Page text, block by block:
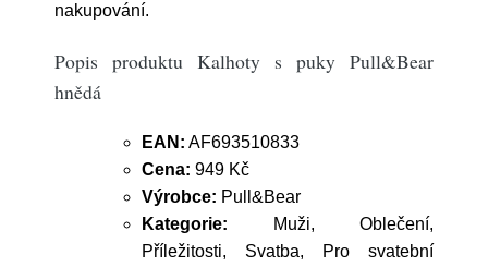
nakupování.
Popis produktu Kalhoty s puky Pull&Bear
hnědá
EAN: AF693510833
Cena: 949 Kč
Výrobce: Pull&Bear
Kategorie: Muži, Oblečení,
Příležitosti, Svatba, Pro svatební